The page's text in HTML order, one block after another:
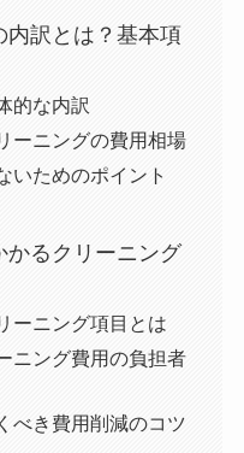
内訳とは？基本項
的な内訳
ーニングの費用相場
いためのポイント
かるクリーニング
ーニング項目とは
ニング費用の負担者
べき費用削減のコツ